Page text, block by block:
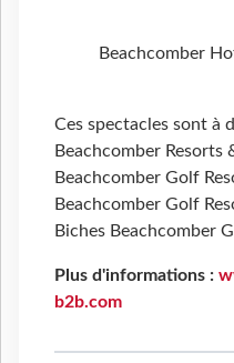
Beachcomber
Ces spectacles sont à
Beachcomber Resorts
Beachcomber Golf
Beachcomber Golf
Biches Beachcomber
Plus d'informations :
b2b.com